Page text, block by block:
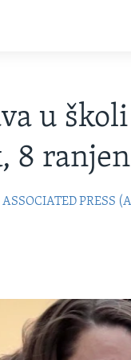
u
8
ASSOCIATED PRESS